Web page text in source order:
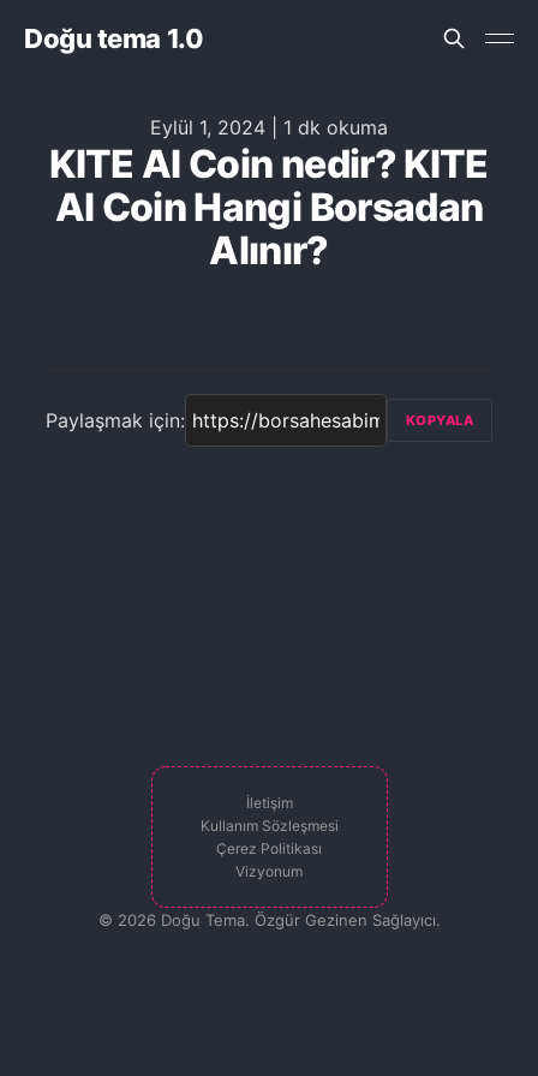
Doğu tema 1.0
Eylül 1, 2024 1 dk okuma
KITE AI Coin nedir? KITE
AI Coin Hangi Borsadan
Alınır?
Paylaşmak için: KOPYALA
İletişim
Kullanım Sözleşmesi
Çerez Politikası
Vizyonum
© 2026 Doğu Tema. Özgür Gezinen Sağlayıcı.